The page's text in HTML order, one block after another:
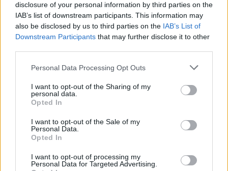
disclosure of your personal information by third parties on the
IAB’s list of downstream participants. This information may
also be disclosed by us to third parties on the IAB’s List of
Downstream Participants that may further disclose it to other
Please note that this website/app uses one or more Google
not limited to your visit or usage behaviour. You may click to
grant or deny consent to Google and its third-party tags to
use your data for below specified purposes in below Google
consent section.
Personal Data Processing Opt Outs
I want to opt-out of the Sharing of my
personal data.
Opted In
I want to opt-out of the Sale of my
Personal Data.
Opted In
I want to opt-out of processing my
Personal Data for Targeted Advertising.
Augusztus 6-án a beruházás ütemezéséről és az új kerékpárút
építéséről is tájékoztatják az érdeklődőket.
Szólj hozzá!